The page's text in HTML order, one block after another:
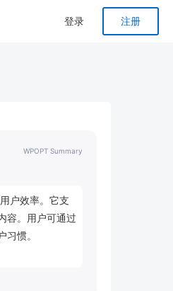
登录 注册
WPOPT Summary
户效率。它支
容。用户可通过
惯。